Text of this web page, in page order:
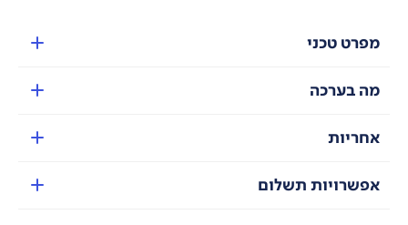
מערכת קירור
מפרט טכני
מה בערכה
אחריות
אפשרויות תשלום